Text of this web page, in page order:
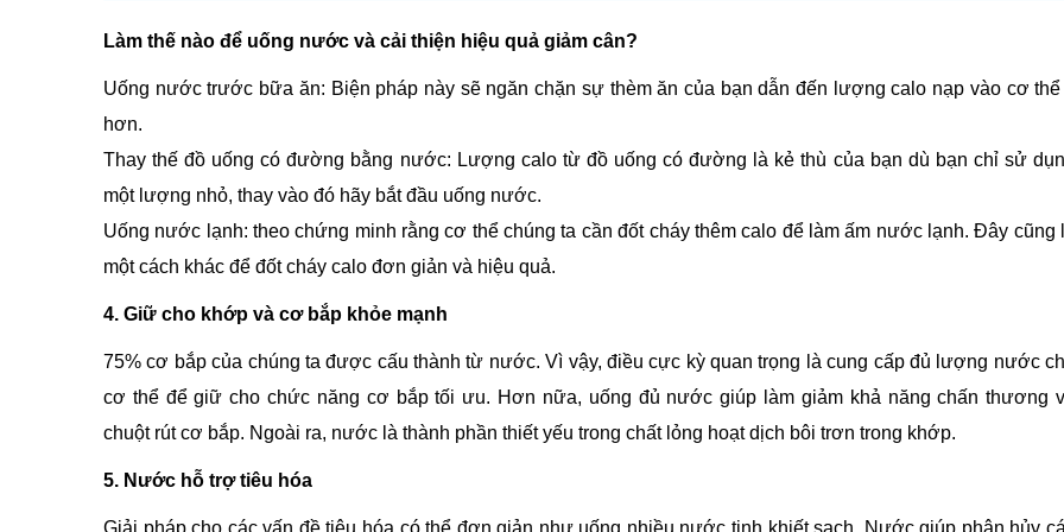
Làm thế nào để uống nước và cải thiện hiệu quả giảm cân?
Uống nước trước bữa ăn: Biện pháp này sẽ ngăn chặn sự thèm ăn của bạn dẫn đến lượng calo nạp vào cơ thể
hơn.
Thay thế đồ uống có đường bằng nước: Lượng calo từ đồ uống có đường là kẻ thù của bạn dù bạn chỉ sử
một lượng nhỏ, thay vào đó hãy bắt đầu uống nước.
Uống nước lạnh: theo chứng minh rằng cơ thể chúng ta cần đốt cháy thêm calo để làm ấm nước lạnh. Đây cũng
một cách khác để đốt cháy calo đơn giản và hiệu quả.
4. Giữ cho khớp và cơ bắp khỏe mạnh
75% cơ bắp của chúng ta được cấu thành từ nước. Vì vậy, điều cực kỳ quan trọng là cung cấp đủ lượng nước
cơ thể để giữ cho chức năng cơ bắp tối ưu. Hơn nữa, uống đủ nước giúp làm giảm khả năng chấn thương
chuột rút cơ bắp. Ngoài ra, nước là thành phần thiết yếu trong chất lỏng hoạt dịch bôi trơn trong khớp.
5. Nước hỗ trợ tiêu hóa